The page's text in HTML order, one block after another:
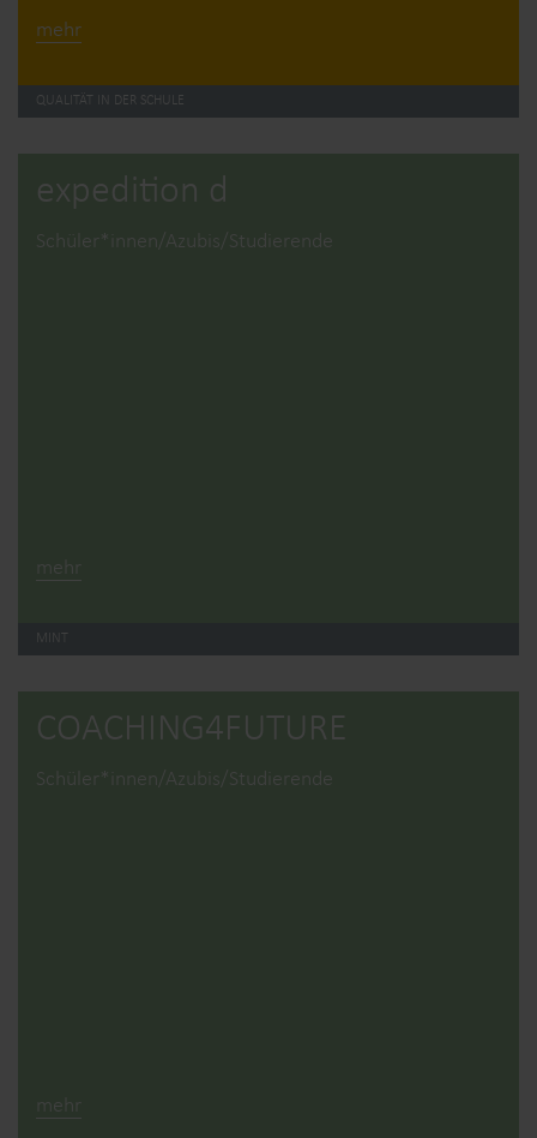
mehr
QUALITÄT IN DER SCHULE
expedition d
Schüler*innen/Azubis/Studierende
mehr
MINT
COACHING4­FUTURE
Schüler*innen/Azubis/Studierende
mehr